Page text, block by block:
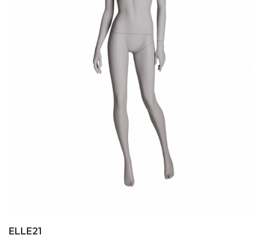
ELLE21